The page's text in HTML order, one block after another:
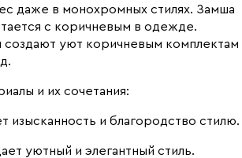
даже в монохромных стилях. Замша
с коричневым в одежде.
создают уют коричневым комплектам
и их сочетания:
изысканность и благородство стилю.
уютный и элегантный стиль.